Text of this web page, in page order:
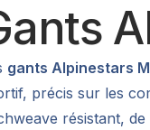
gants Alpinestars
précis sur les
résistant,